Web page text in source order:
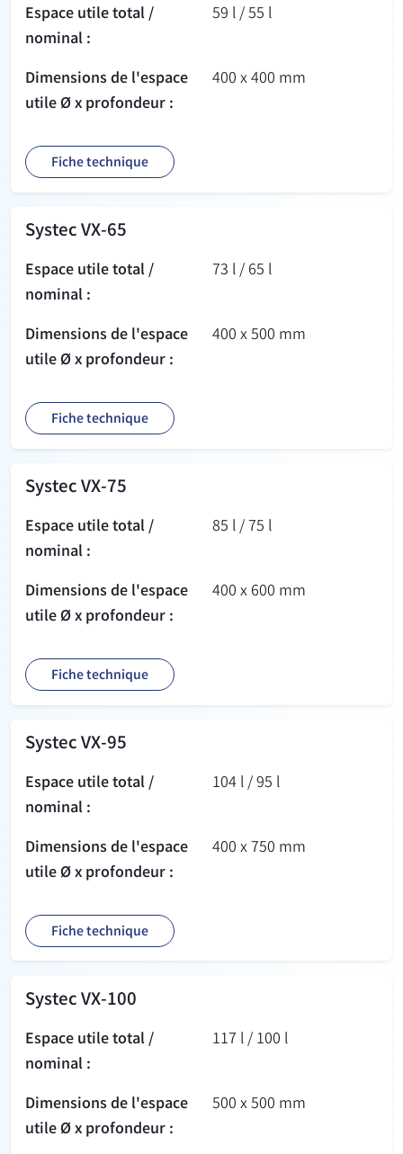
Espace utile total /
nominal :
59 l / 55 l
Dimensions de l'espace
utile Ø x profondeur :
400 x 400 mm
Fiche technique
Systec VX-65
Espace utile total /
nominal :
73 l / 65 l
Dimensions de l'espace
utile Ø x profondeur :
400 x 500 mm
Fiche technique
Systec VX-75
Espace utile total /
nominal :
85 l / 75 l
Dimensions de l'espace
utile Ø x profondeur :
400 x 600 mm
Fiche technique
Systec VX-95
Espace utile total /
nominal :
104 l / 95 l
Dimensions de l'espace
utile Ø x profondeur :
400 x 750 mm
Fiche technique
Systec VX-100
Espace utile total /
nominal :
117 l / 100 l
Dimensions de l'espace
utile Ø x profondeur :
500 x 500 mm